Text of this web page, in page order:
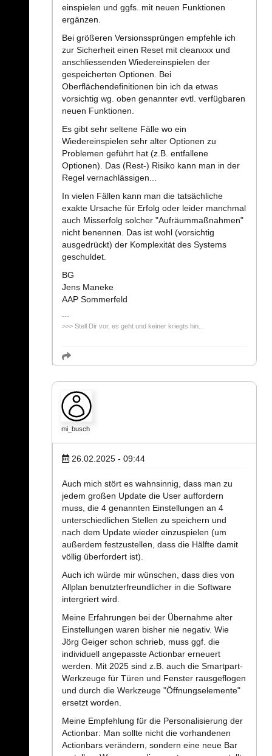
einspielen und ggfs. mit neuen Funktionen
ergänzen.
Bei größeren Versionssprüngen empfehle ich
zur Sicherheit einen Reset mit cleanxxx und
anschliessenden Wiedereinspielen der
gespeicherten Optionen. Bei
Oberflächendefinitionen bin ich da etwas
vorsichtig wg. oben genannter evtl. verfügbaren
neuen Funktionen.
Es gibt sehr seltene Fälle wo ein
Wiedereinspielen sehr alter Optionen zu
Problemen geführt hat (z.B. entfallene
Optionen). Das (Rest-) Risiko kann man in der
Regel vernachlässigen...
In vielen Fällen kann man die tatsächliche
exakte Ursache für Erfolg oder leider manchmal
auch Misserfolg solcher "Aufräummaßnahmen"
nicht benennen. Das ist wohl (vorsichtig
ausgedrückt) der Komplexität des Systems
geschuldet.
BG
Jens Maneke
AAP Sommerfeld
>>> Stell Dir vor, es geht und keiner kriegts hin...
mi_busch
26.02.2025 - 09:44
Auch mich stört es wahnsinnig, dass man zu
jedem großen Update die User auffordern
muss, die 4 genannten Einstellungen an 4
unterschiedlichen Stellen zu speichern und
nach dem Update wieder einzuspielen (um
außerdem festzustellen, dass die Hälfte damit
völlig überfordert ist).
Auch ich würde mir wünschen, dass dies von
Allplan benutzterfreundlicher in die Software
intergriert wird.
Meine Erfahrungen bei der Übernahme alter
Einstellungen waren bisher nie negativ. Wie
Jörg Geiger schon schrieb, muss ggf. die
individuell angepasste Actionbar erneuert
werden. Mit 2025 sind z.B. auch die Smartpart-
Werkzeuge für Türen und Fenster rausgeflogen
und durch die Werkzeuge "Öffnungselemente"
ersetzt worden.
Meine Empfehlung für die Personalisierung der
Actionbar: Man sollte nicht die vorhandenen
Actionbars verändern, sondern eine neue Bar